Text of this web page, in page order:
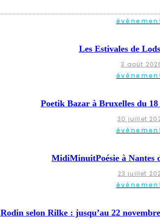
Les Estivales de
3 août
Poetik Bazar à Bruxelles du 18
30 juillet
MidiMinuitPoésie à Nantes
23 juillet
Rodin selon Rilke : jusqu’au 22